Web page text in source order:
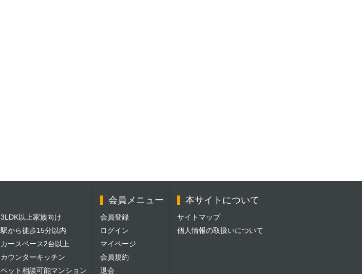
3LDK以上家族向け
駅から徒歩15分以内
カースペース2台以上
カウンターキッチン
ペット相談可能マンション
会員メニュー
会員登録
ログイン
マイページ
会員規約
退会
本サイトについて
サイトマップ
個人情報の取扱いについて